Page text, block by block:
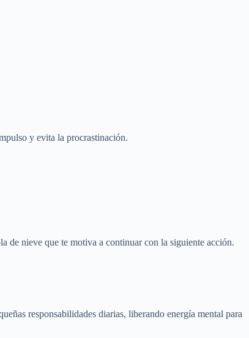
y evita la procrastinación.
de nieve que te motiva a continuar con la siguiente acción.
responsabilidades diarias, liberando energía mental para